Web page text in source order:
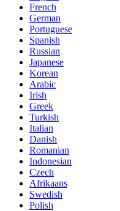
French
German
Portuguese
Spanish
Russian
Japanese
Korean
Arabic
Irish
Greek
Turkish
Italian
Danish
Romanian
Indonesian
Czech
Afrikaans
Swedish
Polish